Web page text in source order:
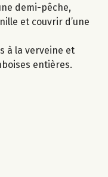
demi-pêche,
et couvrir d’une
à la verveine et
entières.